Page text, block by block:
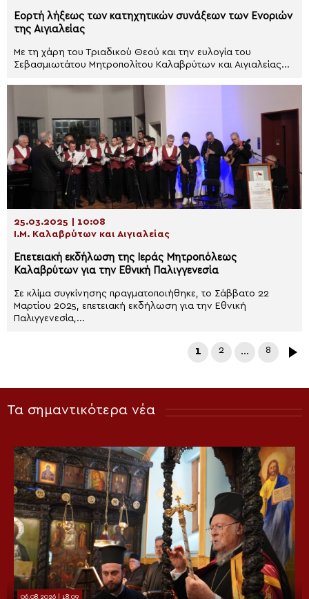
Eορτή λήξεως των κατηχητικών συνάξεων των Ενοριών
της Αιγιαλείας
Με τη χάρη του Τριαδικού Θεού και την ευλογία του
Σεβασμιωτάτου Μητροπολίτου Καλαβρύτων και Αιγιαλείας...
25.03.2025 | 10:08
Ι.Μ. Καλαβρύτων και Αιγιαλείας
Επετειακή εκδήλωση της Ιεράς Μητροπόλεως
Καλαβρύτων για την Εθνική Παλιγγενεσία
Σε κλίμα συγκίνησης πραγματοποιήθηκε, το Σάββατο 22
Μαρτίου 2025, επετειακή εκδήλωση για την Εθνική
Παλιγγενεσία,...
1 2 … 8
Τα σημαντικότερα νέα
06.08.2026 | 18:09